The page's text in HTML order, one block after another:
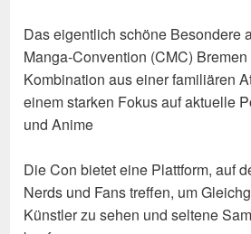
Das eigentlich schöne Besondere
Manga-Convention (CMC)
Kombination aus einer familiären
einem starken Fokus auf aktuelle
und Anime
Die Con bietet eine Plattform, auf
Nerds und Fans treffen, um
Künstler zu sehen und seltene